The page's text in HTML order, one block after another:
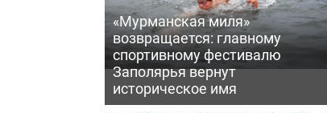
«Мурманская миля»
возвращается: главному
спортивному фестивалю
Заполярья вернут
историческое имя